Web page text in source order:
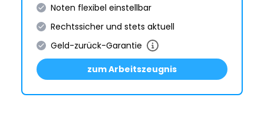
Noten flexibel einstellbar
Rechtssicher und stets aktuell
Geld-zurück-Garantie
zum Arbeitszeugnis